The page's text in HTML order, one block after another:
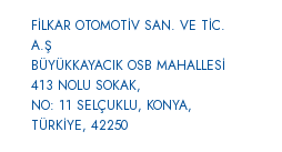
FİLKAR OTOMOTİV SAN. VE TİC.
A.Ş
BÜYÜKKAYACIK OSB MAHALLESİ
413 NOLU SOKAK,
NO: 11 SELÇUKLU, KONYA,
TÜRKİYE, 42250